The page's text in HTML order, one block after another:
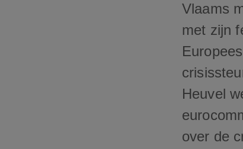
Vlaams
met zijn
Heuvel
over de